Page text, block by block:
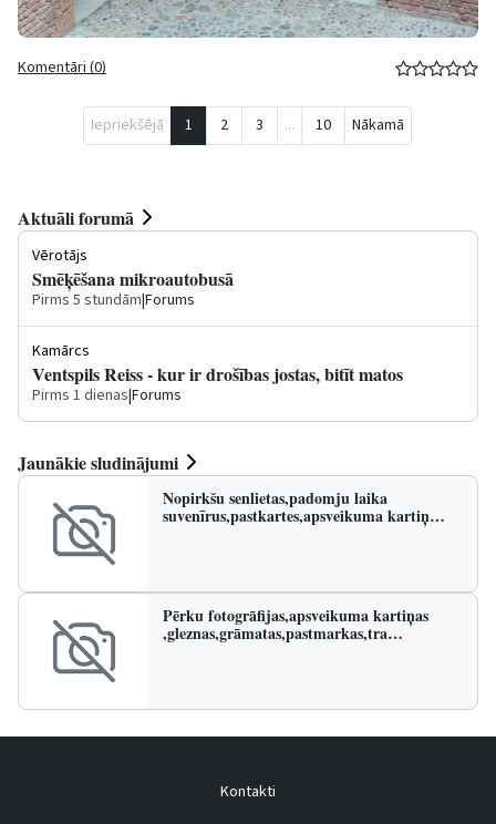
Komentāri (0)
Iepriekšējā 1 2 3 ... 10 Nākamā
Aktuāli forumā
Vērotājs
Smēķēšana mikroautobusā
Pirms 5 stundām|Forums
Kamārcs
Ventspils Reiss - kur ir drošības jostas, bitīt matos
Pirms 1 dienas|Forums
Jaunākie sludinājumi
Nopirkšu senlietas,padomju laika
suvenīrus,pastkartes,apsveikuma kartiņ…
Pērku fotogrāfijas,apsveikuma kartiņas
,gleznas,grāmatas,pastmarkas,tra…
Kontakti